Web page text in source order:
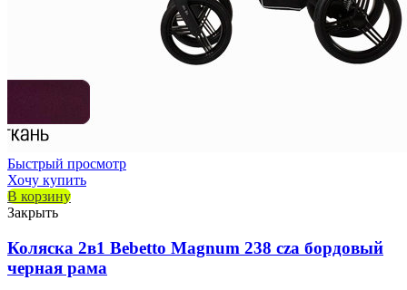
Быстрый просмотр
Хочу купить
В корзину
Закрыть
Коляска 2в1 Bebetto Magnum 238 cza бордовый
черная рама